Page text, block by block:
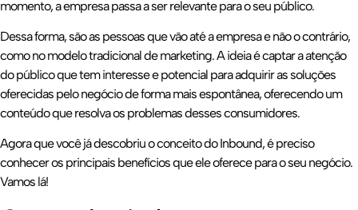
momento, a empresa passa a ser relevante para o seu público.
Dessa forma, são as pessoas que vão até a empresa e não o contrário,
como no modelo tradicional de marketing. A ideia é captar a atenção
do público que tem interesse e potencial para adquirir as soluções
oferecidas pelo negócio de forma mais espontânea, oferecendo um
conteúdo que resolva os problemas desses consumidores.
Agora que você já descobriu o conceito do Inbound, é preciso
conhecer os principais benefícios que ele oferece para o seu negócio.
Vamos lá!